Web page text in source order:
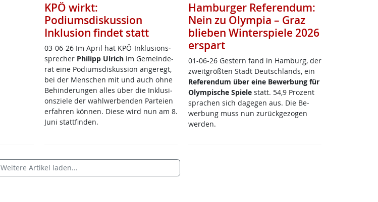
KPÖ wirkt:
Podiumsdiskussion
Inklusion findet statt
03-06-26 Im April ha­t K­PÖ-In­k­lu­si­ons­
sp­re­cherPhi­l­ipp Ul­rich im Ge­mein­de­
rat ei­ne Po­di­ums­dis­kus­si­on an­ge­regt,
bei der Men­schen mit und auch oh­ne
Be­hin­de­run­gen al­les über die In­k­lu­si­
ons­zie­le der wahl­wer­ben­den Par­tei­en
er­fah­ren kön­nen. Die­se wird nun am 8.
Ju­ni statt­fin­den.
Hamburger Referendum:
Nein zu Olympia – Graz
blieben Winterspiele 2026
erspart
01-06-26 Ges­tern fand in Ham­burg, der
zweit­größ­ten Stadt Deut­sch­lands, ein
Re­fe­ren­dum über ei­ne Be­wer­bung für
Olym­pi­sche Spie­le statt. 54,9 Pro­zent
spra­chen sich da­ge­gen aus. Die Be­
wer­bung muss nun zu­rück­ge­zo­gen
wer­den.
Weitere Artikel laden...